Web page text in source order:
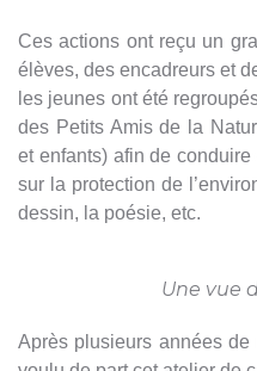
Ces actions ont reçu un
élèves, des encadreurs et
les jeunes ont été
des Petits Amis de la
et enfants) afin de
sur la protection de
dessin, la poésie, etc.
Une vue
Après plusieurs années